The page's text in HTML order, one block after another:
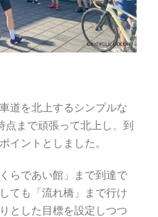
道を北上するシンプルな
点まで頑張って北上し、到
イントとしました。
らであい館」まで到達で
ても「流れ橋」まで行け
とした目標を設定しつつ